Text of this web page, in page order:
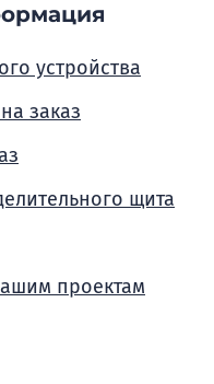
устройства
заказ
щита
проектам